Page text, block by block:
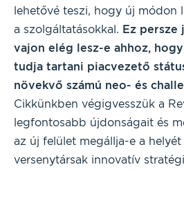
lehetővé teszi, hogy új módon
a szolgáltatásokkal. Ez persze
vajon elég lesz-e ahhoz,
tudja tartani piacvezető
növekvő számú neo- és
Cikkünkben végigvesszük a
legfontosabb újdonságait és
az új felület megállja-e a
versenytársak innovatív